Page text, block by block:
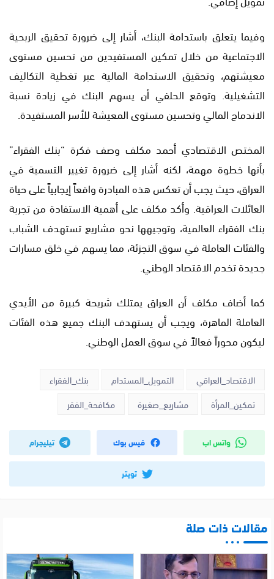
وفيما يتعلق باستدامة البنك، أشار إلى ضرورة تحقيق الربحية
الاجتماعية من خلال تمكين المستفيدين من تحسين مستوى
معيشتهم، وتحقيق الاستدامة المالية عبر تغطية التكاليف
التشغيلية. وتوقع الحلفي أن يسهم البنك في زيادة نسبة
الاندماج المالي وتحسين مستوى المعيشة للأسر المستفيدة.
المختص الاقتصادي أحمد مكلف وصف فكرة “بنك الفقراء”
بأنها خطوة مهمة، لكنه أشار إلى ضرورة تغيير التسمية في
العراق، حيث يجب أن تعكس هذه المبادرة واقعاً إيجابياً على حياة
العائلات العراقية. وأكد مكلف على أهمية الاستفادة من تجربة
بنك الفقراء العالمية، وتوجيهها نحو مشاريع تستهدف الشباب
والفئات العاملة في سوق التجزئة، مما يسهم في خلق مسارات
جديدة تخدم الاقتصاد الوطني.
كما أضاف مكلف أن العراق يمتلك شريحة كبيرة من الأيدي
العاملة الماهرة، ويجب أن يستهدف البنك جميع هذه الفئات
ليكون محوراً فعالاً في سوق العمل الوطني.
الاقتصاد_العراقي التمويل_المستدام
بنك_الفقراء
تمكين_المرأة
مشاريع_صغيرة مكافحة_الفقر
واتس اب فيس بوك تيليجرام
تويتر
مقالات ذات صلة